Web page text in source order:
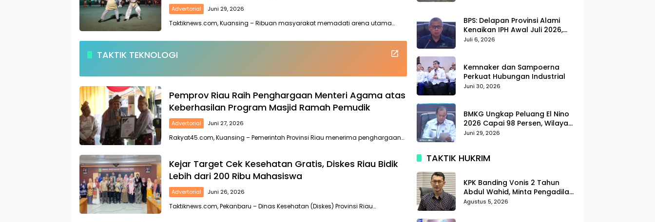
Advertorial Juni 29, 2026
Taktiknews.com, Kuansing – Ribuan masyarakat memadati arena utama…
TAKTIK TEKNOLOGI
Pemprov Riau Raih Penghargaan Menteri Agama atas
Keberhasilan Program Masjid Ramah Pemudik
Advertorial Juni 27, 2026
Rakyat45.com, Kuansing – Pemerintah Provinsi Riau menerima penghargaan…
Kejar Target Cek Kesehatan Gratis, Diskes Riau Bidik
Lebih dari 200 Ribu Mahasiswa
Advertorial Juni 26, 2026
Taktiknews.com, Pekanbaru – Dinas Kesehatan (Diskes) Provinsi Riau…
BPS: Delapan Provinsi Alami
Kenaikan IPH Awal Juli 2026,
Cabai Merah dan Beras Jadi
Juli 6, 2026
Kemnaker dan Sampoerna
Perkuat Hubungan Industrial
Juni 30, 2026
BMKG Ungkap Peluang El Nino
2026 Capai 98 Persen, Wilayah
Selatan Indonesia Paling
Juni 29, 2026
TAKTIK HUKRIM
KPK Banding Vonis 2 Tahun
Abdul Wahid, Minta Pengadilan
Tinggi Uji Kembali Putusan
Agustus 5, 2026